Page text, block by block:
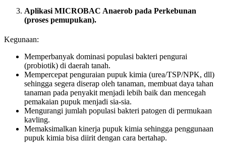
Aplikasi MICROBAC Anaerob pada Perkebunan
(proses pemupukan).
Kegunaan:
Memperbanyak dominasi populasi bakteri pengurai
(probiotik) di daerah tanah.
Mempercepat penguraian pupuk kimia (urea/TSP/NPK, dll)
sehingga segera diserap oleh tanaman, membuat daya tahan
tanaman pada penyakit menjadi lebih baik dan mencegah
pemakaian pupuk menjadi sia-sia.
Mengurangi jumlah populasi bakteri patogen di permukaan
kavling.
Memaksimalkan kinerja pupuk kimia sehingga penggunaan
pupuk kimia bisa diirit dengan cara bertahap.